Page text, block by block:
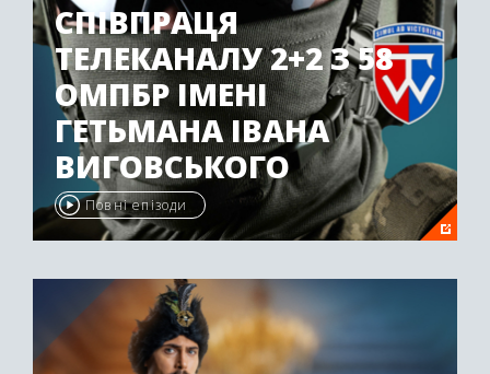
СПІВПРАЦЯ
ТЕЛЕКАНАЛУ 2+2 З 58
ОМПБР ІМЕНІ
ГЕТЬМАНА ІВАНА
ВИГОВСЬКОГО
Повні епізоди